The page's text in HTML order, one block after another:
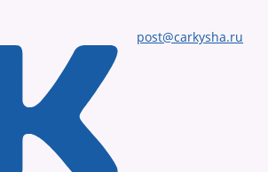
post@carkysha.ru